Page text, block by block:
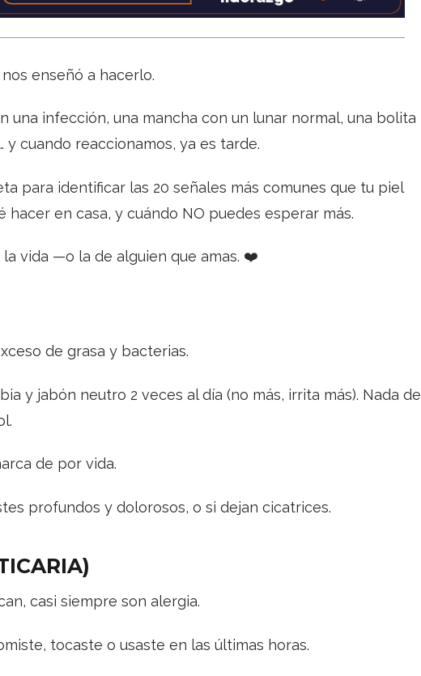
enseñó a hacerlo.
una infección, una mancha con un lunar normal, una bolita
y cuando reaccionamos, ya es tarde.
para identificar las 20 señales más comunes que tu piel
hacer en casa, y cuándo NO puedes esperar más.
la vida —o la de alguien que amas. ❤️
de grasa y bacterias.
y jabón neutro 2 veces al día (no más, irrita más). Nada de
de por vida.
profundos y dolorosos, o si dejan cicatrices.
casi siempre son alergia.
tocaste o usaste en las últimas horas.